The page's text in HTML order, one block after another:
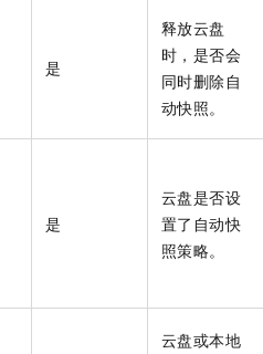
是
释放云盘
时，是否会
同时删除自
动快照。
是
云盘是否设
置了自动快
照策略。
云盘或本地